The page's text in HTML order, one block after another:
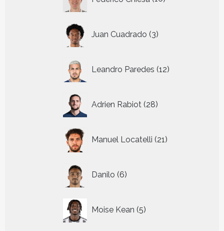
producten
Juan Cuadrado 3
producten
Leandro Paredes 12
producten
Adrien Rabiot 28
producten
Manuel Locatelli 21
producten
Danilo 6
producten
Moise Kean 5
producten